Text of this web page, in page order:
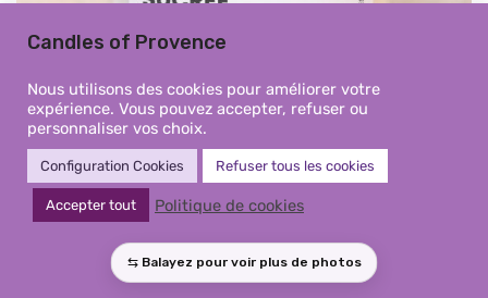
Grande bougie parfumée Crêpe
Sucrée | Fait main en Provence
Candles of Provence
Nous utilisons des cookies pour améliorer votre
expérience. Vous pouvez accepter, refuser ou
personnaliser vos choix.
Configuration Cookies Refuser tous les cookies
Accepter tout Politique de cookies